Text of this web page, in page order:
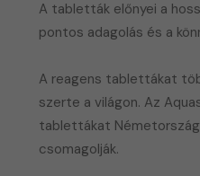
A tabletták előnyei a
pontos adagolás és a
A reagens tablettákat
szerte a világon. Az
tablettákat
csomagolják.